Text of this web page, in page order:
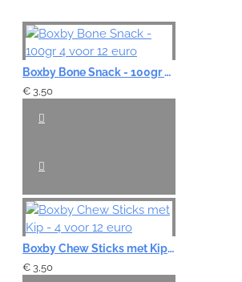
Boxby Bone Snack - 100gr 4 voor 12 euro
€ 3,50
Boxby Chew Sticks met Kip - 4 voor 12 euro
€ 3,50